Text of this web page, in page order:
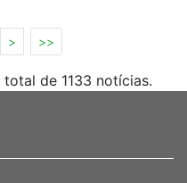
> >>
de 1133 notícias.